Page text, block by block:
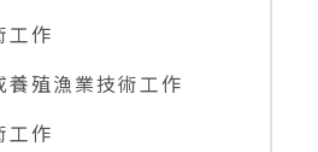
工作
養殖漁業技術工作
工作